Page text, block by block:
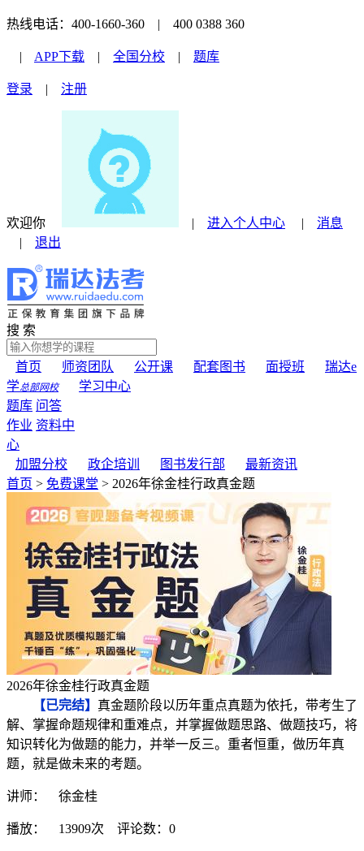
热线电话：400-1660-360 | 400 0388 360
| APP下载 | 全国分校 | 题库
登录 | 注册
欢迎你 | 进入个人中心 | 消息
| 退出
搜 索
首页 师资团队 公开课 配套图书 面授班
瑞达e
学总部网校
学习中心
题库 问答
作业 资料中
心
加盟分校
政企培训 图书发行部
最新资讯
首页 > 免费课堂 > 2026年徐金桂行政真金题
2026年徐金桂行政真金题
【已完结】 真金题阶段以历年重点真题为依托，带考生了
解、掌握命题规律和重难点，并掌握做题思路、做题技巧，将
知识转化为做题的能力，并举一反三。重者恒重，做历年真
题，就是做未来的考题。
讲师： 徐金桂
播放： 13909次 评论数：0